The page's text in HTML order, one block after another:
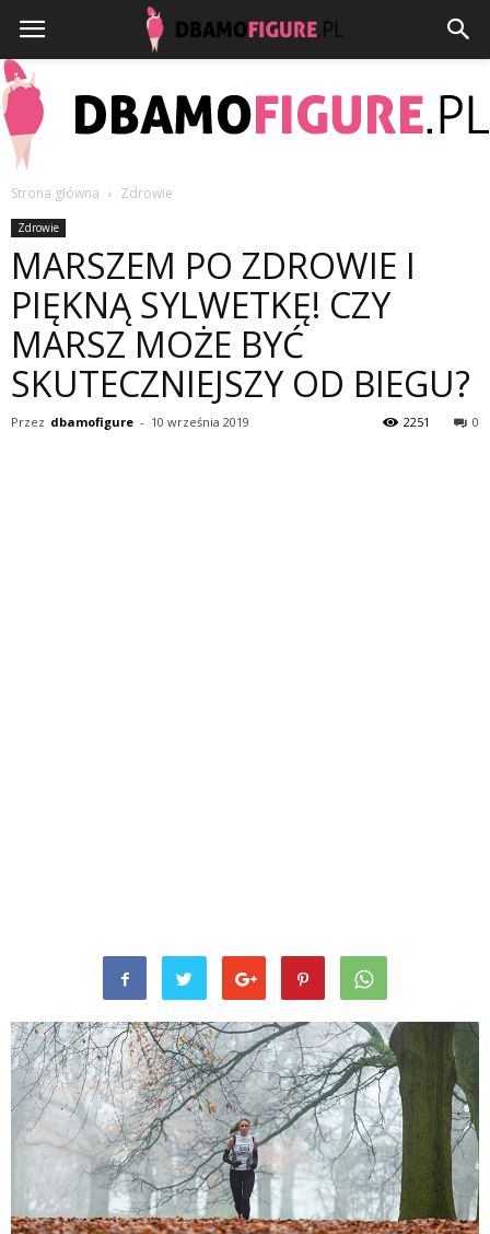
Strona główna Zdrowie
Zdrowie
MARSZEM PO ZDROWIE I
PIĘKNĄ SYLWETKĘ! CZY
MARSZ MOŻE BYĆ
SKUTECZNIEJSZY OD BIEGU?
Przez dbamofigure - 10 września 2019 0
2251